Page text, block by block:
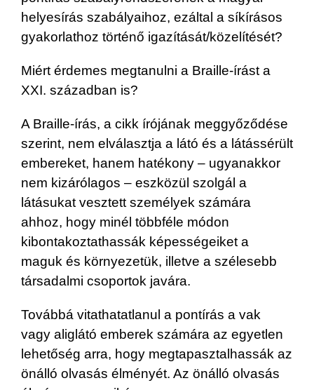
helyesírás szabályaihoz, ezáltal a síkírásos
gyakorlathoz történő igazítását/közelítését?
Miért érdemes megtanulni a Braille-írást a
XXI. században is?
A Braille-írás, a cikk írójának meggyőződése
szerint, nem elválasztja a látó és a látássérült
embereket, hanem hatékony – ugyanakkor
nem kizárólagos – eszközül szolgál a
látásukat vesztett személyek számára
ahhoz, hogy minél többféle módon
kibontakoztathassák képességeiket a
maguk és környezetük, illetve a szélesebb
társadalmi csoportok javára.
Továbbá vitathatatlanul a pontírás a vak
vagy aliglátó emberek számára az egyetlen
lehetőség arra, hogy megtapasztalhassák az
önálló olvasás élményét. Az önálló olvasás